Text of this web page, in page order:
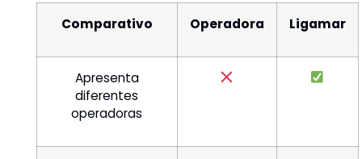
Comparativo Operadora Ligamar
Apresenta
diferentes
operadoras